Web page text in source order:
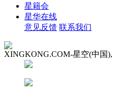
星籍会
星华在线
意见反馈 联系我们
XINGKONG.COM-星空(中国),